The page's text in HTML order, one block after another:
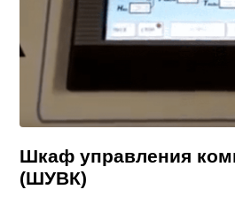
Шкаф управления
(ШУВК)